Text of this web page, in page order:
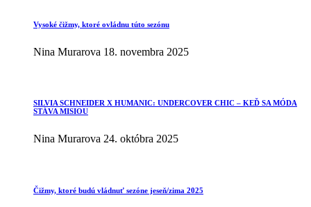
Vysoké čižmy, ktoré ovládnu túto sezónu
Nina Murarova 18. novembra 2025
SILVIA SCHNEIDER X HUMANIC: UNDERCOVER CHIC – KEĎ SA MÓDA
STÁVA MISIOU
Nina Murarova 24. októbra 2025
Čižmy, ktoré budú vládnuť sezóne jeseň/zima 2025